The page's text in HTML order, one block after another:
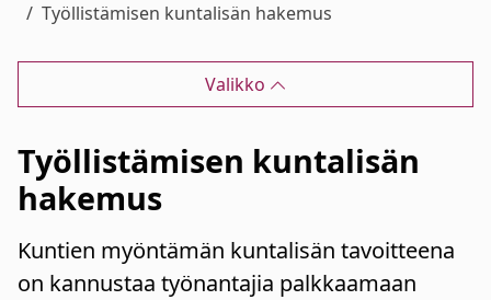
Elinvoima
Kulttuuri, vapaa-aika ja nuoret
Työllistämisen kuntalisän hakemus
Valikko
Työllistämisen kuntalisän
hakemus
Kuntien myöntämän kuntalisän tavoitteena
on kannustaa työnantajia palkkaamaan